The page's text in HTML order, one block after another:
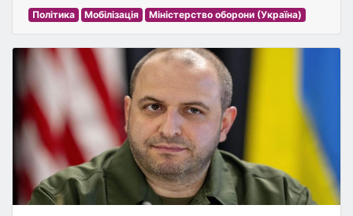
Політика Мобілізація Міністерство оборони (Україна)